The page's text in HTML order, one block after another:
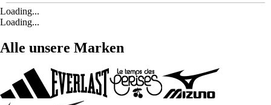
Loading...
Loading...
Alle unsere Marken